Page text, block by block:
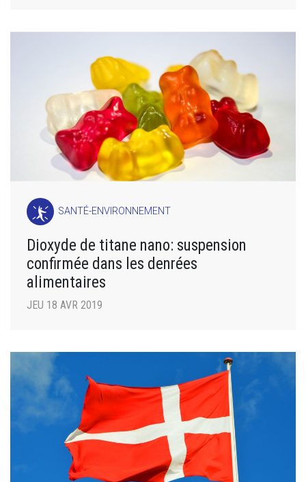
SANTÉ-ENVIRONNEMENT
Dioxyde de titane nano: suspension
confirmée dans les denrées
alimentaires
JEU 18 AVR 2019